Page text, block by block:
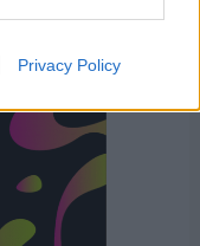
Privacy Policy